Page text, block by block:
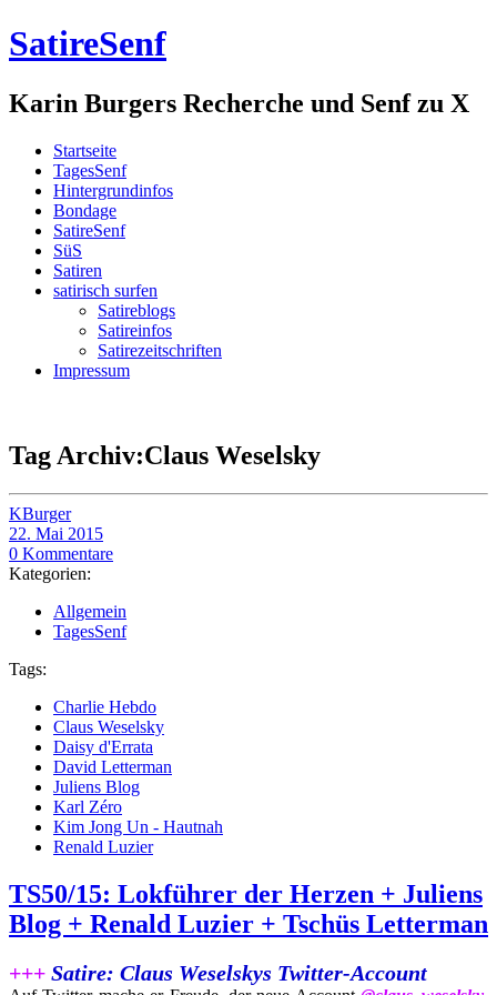
SatireSenf
Karin Burgers Recherche und Senf zu X
Startseite
TagesSenf
Hintergrundinfos
Bondage
SatireSenf
SüS
Satiren
satirisch surfen
Satireblogs
Satireinfos
Satirezeitschriften
Impressum
Tag Archiv:Claus Weselsky
KBurger
22. Mai 2015
0 Kommentare
Kategorien:
Allgemein
TagesSenf
Tags:
Charlie Hebdo
Claus Weselsky
Daisy d'Errata
David Letterman
Juliens Blog
Karl Zéro
Kim Jong Un - Hautnah
Renald Luzier
TS50/15: Lokführer der Herzen + Juliens
Blog + Renald Luzier + Tschüs Letterman
+++ Satire: Claus Weselskys Twitter-Account